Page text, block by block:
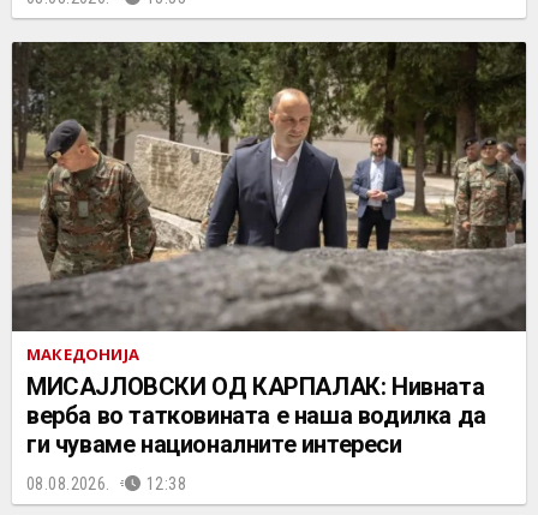
МАКЕДОНИЈА
МИСАЈЛОВСКИ ОД КАРПАЛАК: Нивната
верба во татковината е наша водилка да
ги чуваме националните интереси
08.08.2026. 12:38